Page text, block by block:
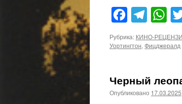
Рубрика: КИНО-
Уортингтон,Фицджералд
Черный
Опубликовано 17.03.2025